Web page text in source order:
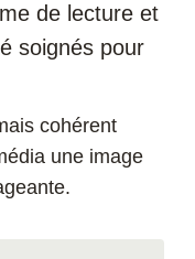
de lecture et
soignés pour
cohérent
une image